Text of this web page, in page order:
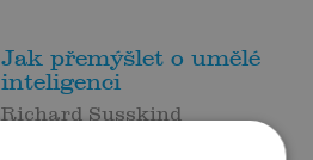
Jak přemýšlet o umělé
inteligenci
Richard Susskind